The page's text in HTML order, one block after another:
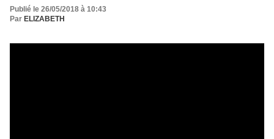
Publié le 26/05/2018 à 10:43
Par ELIZABETH